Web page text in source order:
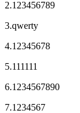
2.123456789
3.qwerty
4.12345678
5.111111
6.1234567890
7.1234567